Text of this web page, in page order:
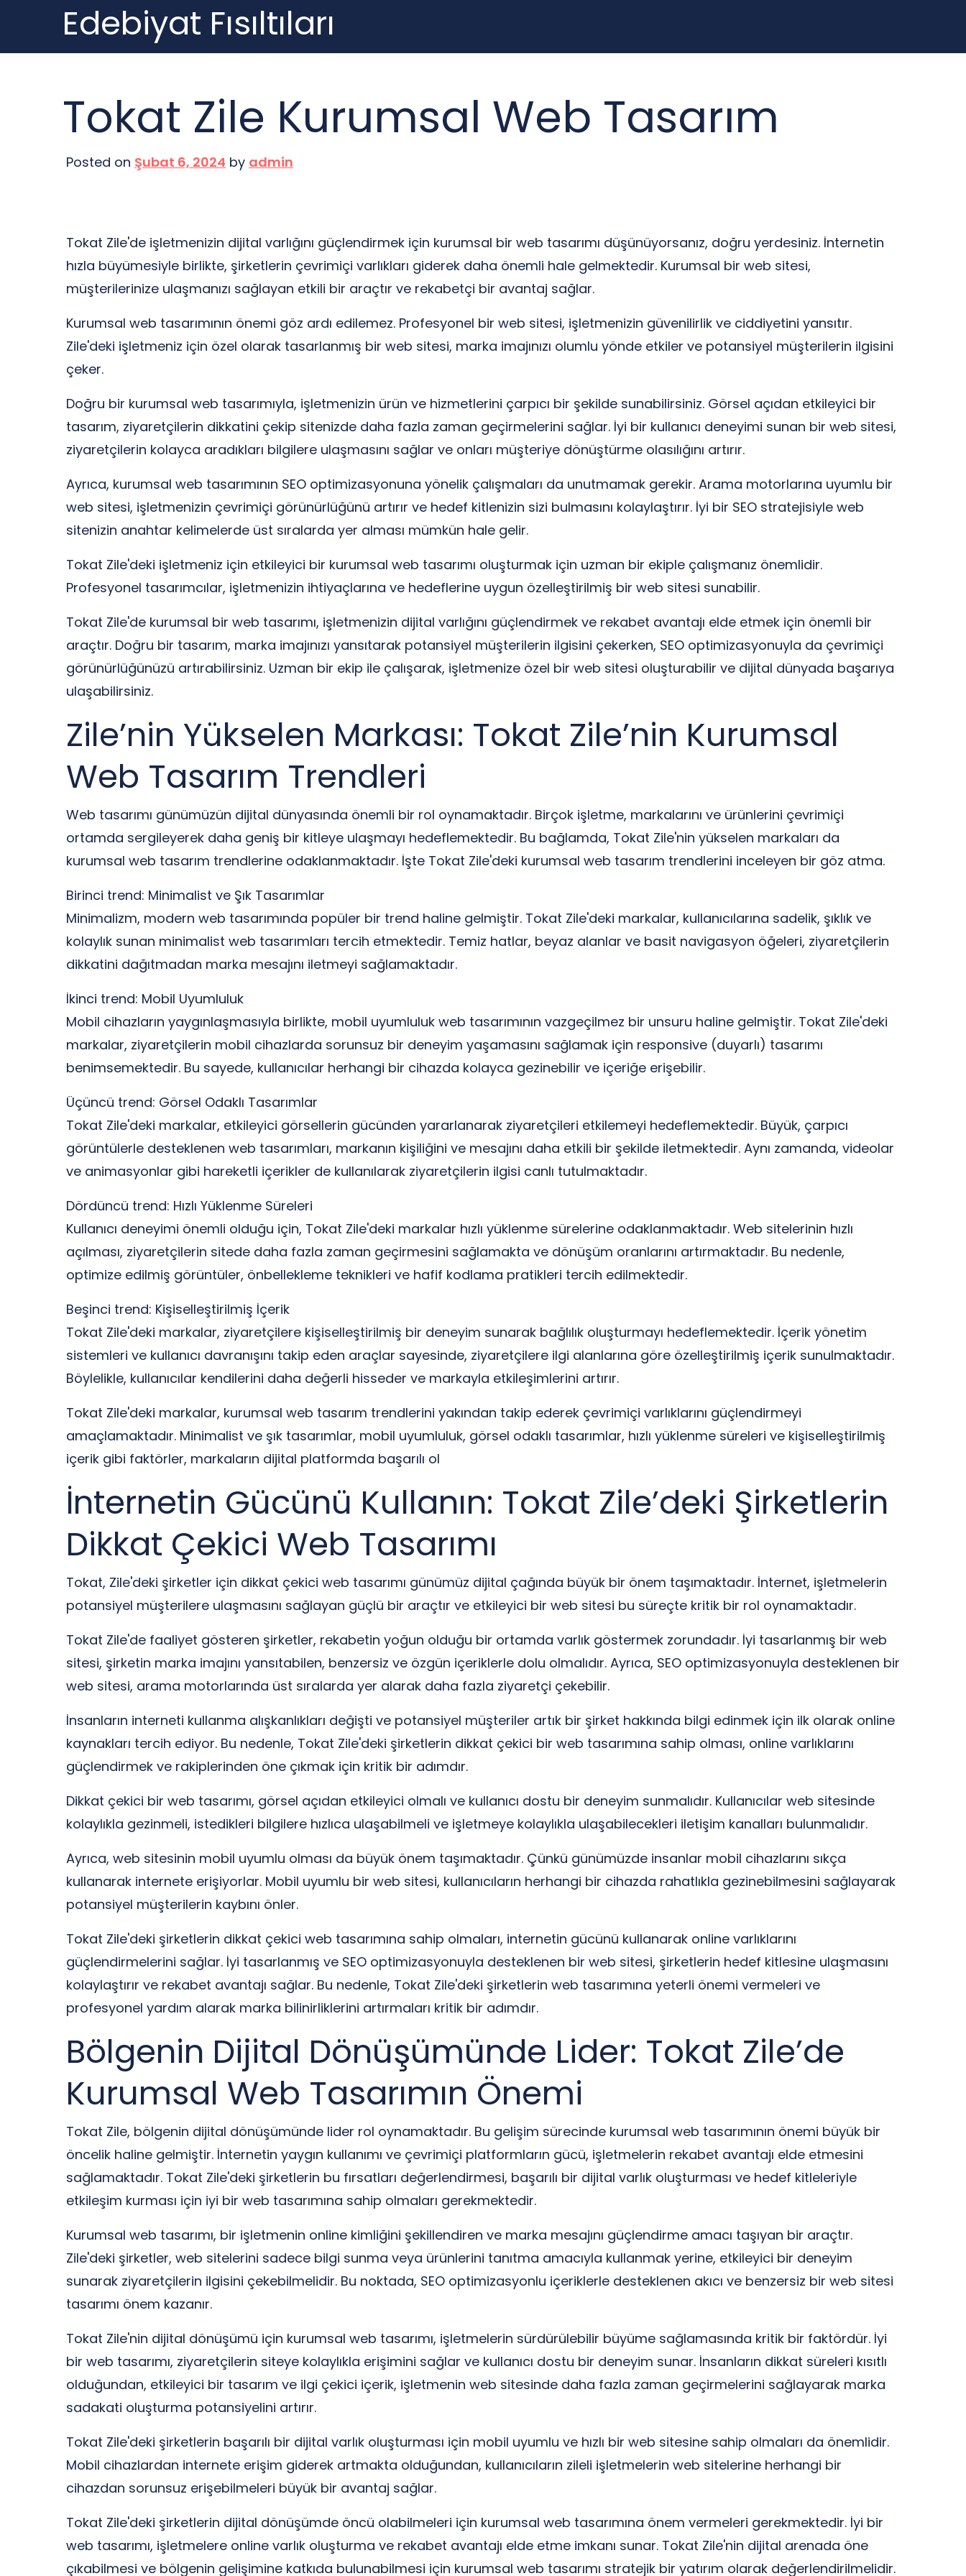
content
Edebiyat Fısıltıları
Tokat Zile Kurumsal Web Tasarım
Posted on Şubat 6, 2024 by admin
Tokat Zile'de işletmenizin dijital varlığını güçlendirmek için kurumsal bir web tasarımı düşünüyorsanız, doğru yerdesiniz. İnternetin
hızla büyümesiyle birlikte, şirketlerin çevrimiçi varlıkları giderek daha önemli hale gelmektedir. Kurumsal bir web sitesi,
müşterilerinize ulaşmanızı sağlayan etkili bir araçtır ve rekabetçi bir avantaj sağlar.
Kurumsal web tasarımının önemi göz ardı edilemez. Profesyonel bir web sitesi, işletmenizin güvenilirlik ve ciddiyetini yansıtır.
Zile'deki işletmeniz için özel olarak tasarlanmış bir web sitesi, marka imajınızı olumlu yönde etkiler ve potansiyel müşterilerin ilgisini
çeker.
Doğru bir kurumsal web tasarımıyla, işletmenizin ürün ve hizmetlerini çarpıcı bir şekilde sunabilirsiniz. Görsel açıdan etkileyici bir
tasarım, ziyaretçilerin dikkatini çekip sitenizde daha fazla zaman geçirmelerini sağlar. İyi bir kullanıcı deneyimi sunan bir web sitesi,
ziyaretçilerin kolayca aradıkları bilgilere ulaşmasını sağlar ve onları müşteriye dönüştürme olasılığını artırır.
Ayrıca, kurumsal web tasarımının SEO optimizasyonuna yönelik çalışmaları da unutmamak gerekir. Arama motorlarına uyumlu bir
web sitesi, işletmenizin çevrimiçi görünürlüğünü artırır ve hedef kitlenizin sizi bulmasını kolaylaştırır. İyi bir SEO stratejisiyle web
sitenizin anahtar kelimelerde üst sıralarda yer alması mümkün hale gelir.
Tokat Zile'deki işletmeniz için etkileyici bir kurumsal web tasarımı oluşturmak için uzman bir ekiple çalışmanız önemlidir.
Profesyonel tasarımcılar, işletmenizin ihtiyaçlarına ve hedeflerine uygun özelleştirilmiş bir web sitesi sunabilir.
Tokat Zile'de kurumsal bir web tasarımı, işletmenizin dijital varlığını güçlendirmek ve rekabet avantajı elde etmek için önemli bir
araçtır. Doğru bir tasarım, marka imajınızı yansıtarak potansiyel müşterilerin ilgisini çekerken, SEO optimizasyonuyla da çevrimiçi
görünürlüğünüzü artırabilirsiniz. Uzman bir ekip ile çalışarak, işletmenize özel bir web sitesi oluşturabilir ve dijital dünyada başarıya
ulaşabilirsiniz.
Zile’nin Yükselen Markası: Tokat Zile’nin Kurumsal
Web Tasarım Trendleri
Web tasarımı günümüzün dijital dünyasında önemli bir rol oynamaktadır. Birçok işletme, markalarını ve ürünlerini çevrimiçi
ortamda sergileyerek daha geniş bir kitleye ulaşmayı hedeflemektedir. Bu bağlamda, Tokat Zile'nin yükselen markaları da
kurumsal web tasarım trendlerine odaklanmaktadır. İşte Tokat Zile'deki kurumsal web tasarım trendlerini inceleyen bir göz atma.
Birinci trend: Minimalist ve Şık Tasarımlar
Minimalizm, modern web tasarımında popüler bir trend haline gelmiştir. Tokat Zile'deki markalar, kullanıcılarına sadelik, şıklık ve
kolaylık sunan minimalist web tasarımları tercih etmektedir. Temiz hatlar, beyaz alanlar ve basit navigasyon öğeleri, ziyaretçilerin
dikkatini dağıtmadan marka mesajını iletmeyi sağlamaktadır.
İkinci trend: Mobil Uyumluluk
Mobil cihazların yaygınlaşmasıyla birlikte, mobil uyumluluk web tasarımının vazgeçilmez bir unsuru haline gelmiştir. Tokat Zile'deki
markalar, ziyaretçilerin mobil cihazlarda sorunsuz bir deneyim yaşamasını sağlamak için responsive (duyarlı) tasarımı
benimsemektedir. Bu sayede, kullanıcılar herhangi bir cihazda kolayca gezinebilir ve içeriğe erişebilir.
Üçüncü trend: Görsel Odaklı Tasarımlar
Tokat Zile'deki markalar, etkileyici görsellerin gücünden yararlanarak ziyaretçileri etkilemeyi hedeflemektedir. Büyük, çarpıcı
görüntülerle desteklenen web tasarımları, markanın kişiliğini ve mesajını daha etkili bir şekilde iletmektedir. Aynı zamanda, videolar
ve animasyonlar gibi hareketli içerikler de kullanılarak ziyaretçilerin ilgisi canlı tutulmaktadır.
Dördüncü trend: Hızlı Yüklenme Süreleri
Kullanıcı deneyimi önemli olduğu için, Tokat Zile'deki markalar hızlı yüklenme sürelerine odaklanmaktadır. Web sitelerinin hızlı
açılması, ziyaretçilerin sitede daha fazla zaman geçirmesini sağlamakta ve dönüşüm oranlarını artırmaktadır. Bu nedenle,
optimize edilmiş görüntüler, önbellekleme teknikleri ve hafif kodlama pratikleri tercih edilmektedir.
Beşinci trend: Kişiselleştirilmiş İçerik
Tokat Zile'deki markalar, ziyaretçilere kişiselleştirilmiş bir deneyim sunarak bağlılık oluşturmayı hedeflemektedir. İçerik yönetim
sistemleri ve kullanıcı davranışını takip eden araçlar sayesinde, ziyaretçilere ilgi alanlarına göre özelleştirilmiş içerik sunulmaktadır.
Böylelikle, kullanıcılar kendilerini daha değerli hisseder ve markayla etkileşimlerini artırır.
Tokat Zile'deki markalar, kurumsal web tasarım trendlerini yakından takip ederek çevrimiçi varlıklarını güçlendirmeyi
amaçlamaktadır. Minimalist ve şık tasarımlar, mobil uyumluluk, görsel odaklı tasarımlar, hızlı yüklenme süreleri ve kişiselleştirilmiş
içerik gibi faktörler, markaların dijital platformda başarılı ol
İnternetin Gücünü Kullanın: Tokat Zile’deki Şirketlerin
Dikkat Çekici Web Tasarımı
Tokat, Zile'deki şirketler için dikkat çekici web tasarımı günümüz dijital çağında büyük bir önem taşımaktadır. İnternet, işletmelerin
potansiyel müşterilere ulaşmasını sağlayan güçlü bir araçtır ve etkileyici bir web sitesi bu süreçte kritik bir rol oynamaktadır.
Tokat Zile'de faaliyet gösteren şirketler, rekabetin yoğun olduğu bir ortamda varlık göstermek zorundadır. İyi tasarlanmış bir web
sitesi, şirketin marka imajını yansıtabilen, benzersiz ve özgün içeriklerle dolu olmalıdır. Ayrıca, SEO optimizasyonuyla desteklenen bir
web sitesi, arama motorlarında üst sıralarda yer alarak daha fazla ziyaretçi çekebilir.
İnsanların interneti kullanma alışkanlıkları değişti ve potansiyel müşteriler artık bir şirket hakkında bilgi edinmek için ilk olarak online
kaynakları tercih ediyor. Bu nedenle, Tokat Zile'deki şirketlerin dikkat çekici bir web tasarımına sahip olması, online varlıklarını
güçlendirmek ve rakiplerinden öne çıkmak için kritik bir adımdır.
Dikkat çekici bir web tasarımı, görsel açıdan etkileyici olmalı ve kullanıcı dostu bir deneyim sunmalıdır. Kullanıcılar web sitesinde
kolaylıkla gezinmeli, istedikleri bilgilere hızlıca ulaşabilmeli ve işletmeye kolaylıkla ulaşabilecekleri iletişim kanalları bulunmalıdır.
Ayrıca, web sitesinin mobil uyumlu olması da büyük önem taşımaktadır. Çünkü günümüzde insanlar mobil cihazlarını sıkça
kullanarak internete erişiyorlar. Mobil uyumlu bir web sitesi, kullanıcıların herhangi bir cihazda rahatlıkla gezinebilmesini sağlayarak
potansiyel müşterilerin kaybını önler.
Tokat Zile'deki şirketlerin dikkat çekici web tasarımına sahip olmaları, internetin gücünü kullanarak online varlıklarını
güçlendirmelerini sağlar. İyi tasarlanmış ve SEO optimizasyonuyla desteklenen bir web sitesi, şirketlerin hedef kitlesine ulaşmasını
kolaylaştırır ve rekabet avantajı sağlar. Bu nedenle, Tokat Zile'deki şirketlerin web tasarımına yeterli önemi vermeleri ve
profesyonel yardım alarak marka bilinirliklerini artırmaları kritik bir adımdır.
Bölgenin Dijital Dönüşümünde Lider: Tokat Zile’de
Kurumsal Web Tasarımın Önemi
Tokat Zile, bölgenin dijital dönüşümünde lider rol oynamaktadır. Bu gelişim sürecinde kurumsal web tasarımının önemi büyük bir
öncelik haline gelmiştir. İnternetin yaygın kullanımı ve çevrimiçi platformların gücü, işletmelerin rekabet avantajı elde etmesini
sağlamaktadır. Tokat Zile'deki şirketlerin bu fırsatları değerlendirmesi, başarılı bir dijital varlık oluşturması ve hedef kitleleriyle
etkileşim kurması için iyi bir web tasarımına sahip olmaları gerekmektedir.
Kurumsal web tasarımı, bir işletmenin online kimliğini şekillendiren ve marka mesajını güçlendirme amacı taşıyan bir araçtır.
Zile'deki şirketler, web sitelerini sadece bilgi sunma veya ürünlerini tanıtma amacıyla kullanmak yerine, etkileyici bir deneyim
sunarak ziyaretçilerin ilgisini çekebilmelidir. Bu noktada, SEO optimizasyonlu içeriklerle desteklenen akıcı ve benzersiz bir web sitesi
tasarımı önem kazanır.
Tokat Zile'nin dijital dönüşümü için kurumsal web tasarımı, işletmelerin sürdürülebilir büyüme sağlamasında kritik bir faktördür. İyi
bir web tasarımı, ziyaretçilerin siteye kolaylıkla erişimini sağlar ve kullanıcı dostu bir deneyim sunar. İnsanların dikkat süreleri kısıtlı
olduğundan, etkileyici bir tasarım ve ilgi çekici içerik, işletmenin web sitesinde daha fazla zaman geçirmelerini sağlayarak marka
sadakati oluşturma potansiyelini artırır.
Tokat Zile'deki şirketlerin başarılı bir dijital varlık oluşturması için mobil uyumlu ve hızlı bir web sitesine sahip olmaları da önemlidir.
Mobil cihazlardan internete erişim giderek artmakta olduğundan, kullanıcıların zileli işletmelerin web sitelerine herhangi bir
cihazdan sorunsuz erişebilmeleri büyük bir avantaj sağlar.
Tokat Zile'deki şirketlerin dijital dönüşümde öncü olabilmeleri için kurumsal web tasarımına önem vermeleri gerekmektedir. İyi bir
web tasarımı, işletmelere online varlık oluşturma ve rekabet avantajı elde etme imkanı sunar. Tokat Zile'nin dijital arenada öne
çıkabilmesi ve bölgenin gelişimine katkıda bulunabilmesi için kurumsal web tasarımı stratejik bir yatırım olarak değerlendirilmelidir.